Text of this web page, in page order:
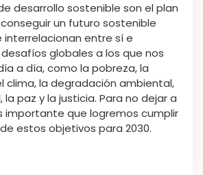
desarrollo sostenible son el plan
un futuro sostenible
interrelacionan entre sí e
globales a los que nos
a día, como la pobreza, la
clima, la degradación ambiental,
la paz y la justicia. Para no dejar a
importante que logremos cumplir
estos objetivos para 2030.